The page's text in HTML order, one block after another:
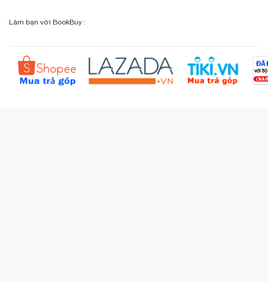
Sơ đồ đường đi
Câu hỏi thường gặp (FAQs)
Kiểm tra đơn hàng
Liên hệ BookBuy
Đặt hàng theo yêu cầu
Làm bạn với BookBuy :